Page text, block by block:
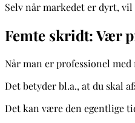
Selv når markedet er dyrt,
Femte skridt: Vær
Når man er professionel
Det betyder bl.a., at du skal
Det kan være den egentlige